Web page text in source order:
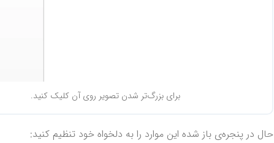
برای بزرگ‌تر شدن تصویر روی آن کلیک کنید.
حال در پنجره‌ی باز شده این موارد را به دلخواه خود تنظیم کنید: